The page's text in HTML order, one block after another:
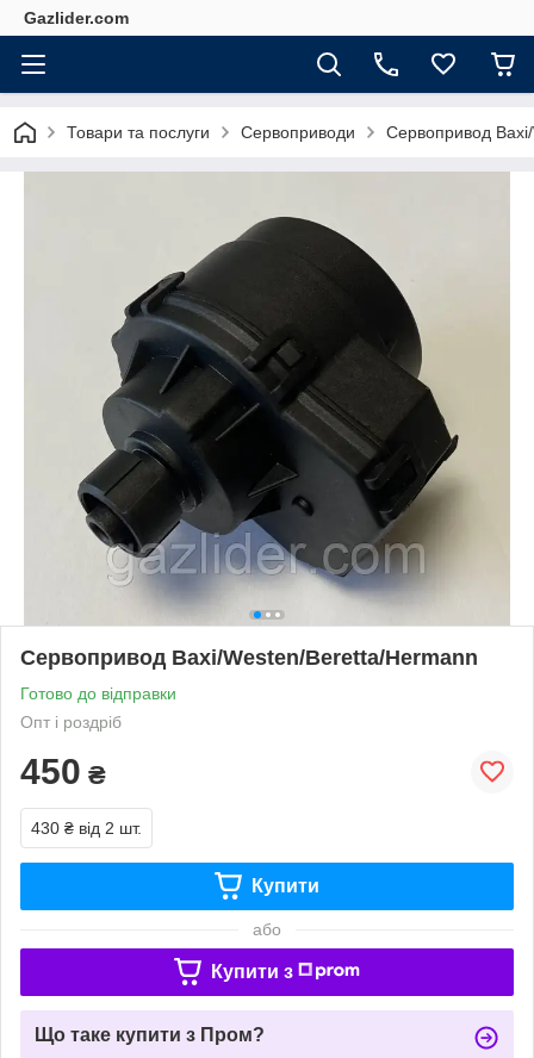
Gazlider.com
Товари та послуги Сервоприводи Сервопривод
Сервопривод Baxi/Westen/Beretta/Hermann
Готово до відправки
Опт і роздріб
450 ₴
430 ₴ від 2 шт.
Купити
або
Купити з
Що таке купити з Пром?